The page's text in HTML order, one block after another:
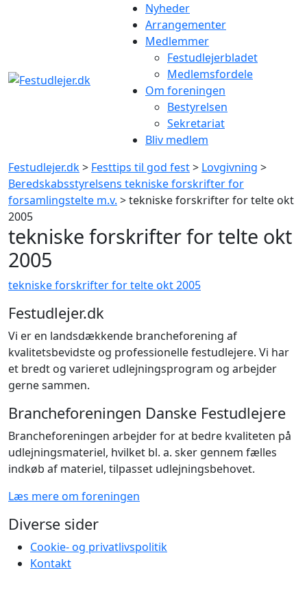
Nyheder
Arrangementer
Medlemmer
Festudlejerbladet
Medlemsfordele
Om foreningen
Bestyrelsen
Sekretariat
Bliv medlem
Festudlejer.dk> Festtips til god fest> Lovgivning >
Beredskabsstyrelsens tekniske forskrifter for
forsamlingstelte m.v. > tekniske forskrifter for telte okt
2005
tekniske forskrifter for telte okt
2005
tekniske forskrifter for telte okt 2005
Festudlejer.dk
Vi er en landsdækkende brancheforening af
kvalitetsbevidste og professionelle festudlejere. Vi har
et bredt og varieret udlejningsprogram og arbejder
gerne sammen.
Brancheforeningen Danske Festudlejere
Brancheforeningen arbejder for at bedre kvaliteten på
udlejningsmateriel, hvilket bl. a. sker gennem fælles
indkøb af materiel, tilpasset udlejningsbehovet.
Læs mere om foreningen
Diverse sider
Cookie- og privatlivspolitik
Kontakt